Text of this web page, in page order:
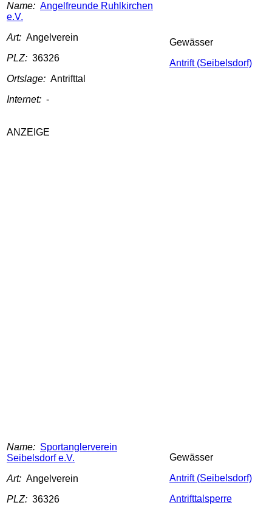
Name: Angelfreunde Ruhlkirchen
e.V.
Art: Angelverein
PLZ: 36326
Ortslage: Antrifttal
Internet: -
Gewässer
Antrift (Seibelsdorf)
ANZEIGE
Name: Sportanglerverein
Seibelsdorf e.V.
Art: Angelverein
PLZ: 36326
Gewässer
Antrift (Seibelsdorf)
Antrifttalsperre